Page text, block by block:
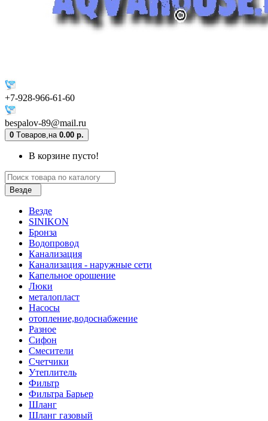
+7-928-966-61-60
bespalov-89@mail.ru
0 Tоваров,на 0.00 р.
В корзине пусто!
Везде
Везде
SINIKON
Бронза
Водопровод
Канализация
Канализация - наружные сети
Капельное орошение
Люки
металопласт
Насосы
отопление,водоснабжение
Разное
Сифон
Смесители
Счетчики
Утеплитель
Фильтр
Фильтра Барьер
Шланг
Шланг газовый